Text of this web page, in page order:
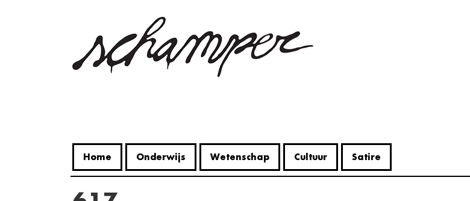
Home Onderwijs Wetenschap Cultuur Satire